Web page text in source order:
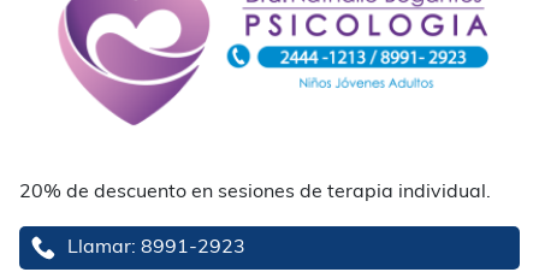
20% de descuento en sesiones de terapia individual.
Llamar: 8991-2923